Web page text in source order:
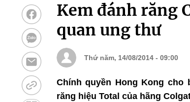
Kem đánh răng
quan ung thư
Thứ năm, 14/08/2014 - 09:00
Chính quyền Hong Kong cho
răng hiệu Total của hãng